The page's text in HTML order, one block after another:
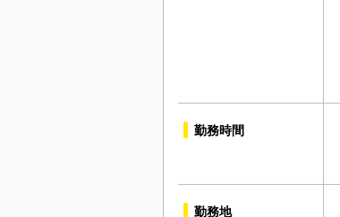
勤務時間
勤務地